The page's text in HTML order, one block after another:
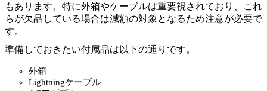
もあります。特に外箱やケーブルは重要視されており、これ
らが欠品している場合は減額の対象となるため注意が必要で
す。
準備しておきたい付属品は以下の通りです。
外箱
Lightningケーブル